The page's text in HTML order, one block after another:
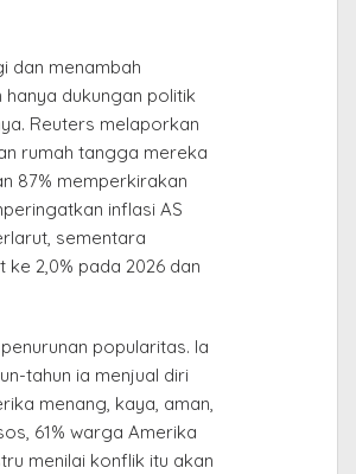
dan menambah
dukungan politik
Reuters melaporkan
rumah tangga mereka
87% memperkirakan
inflasi AS
sementara
2,0% pada 2026 dan
popularitas. Ia
tahun ia menjual diri
menang, kaya, aman,
61% warga Amerika
menilai konflik itu akan